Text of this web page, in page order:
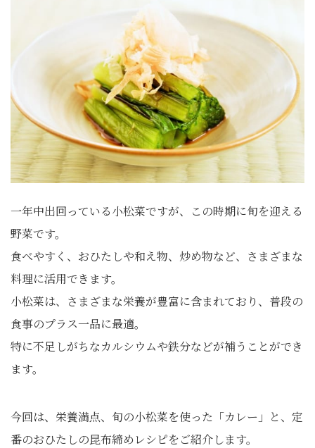
一年中出回っている小松菜ですが、この時期に旬を迎える
野菜です。
食べやすく、おひたしや和え物、炒め物など、さまざまな
料理に活用できます。
小松菜は、さまざまな栄養が豊富に含まれており、普段の
食事のプラス一品に最適。
特に不足しがちなカルシウムや鉄分などが補うことができ
ます。
今回は、栄養満点、旬の小松菜を使った「カレー」と、定
番のおひたしの昆布締めレシピをご紹介します。